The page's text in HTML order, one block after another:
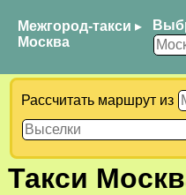
Межгород-такси ▸
Москва
Рассчитать маршрут из
Такси